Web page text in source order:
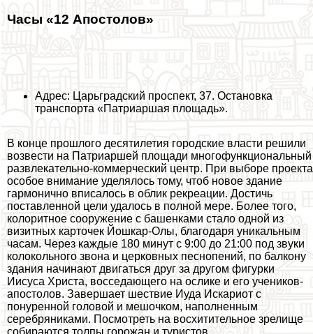
Часы «12 Апостолов»
Адрес: Царьградский проспект, 37. Остановка
трaнcпорта «Патриаршая площадь».
В конце прошлого десятилетия городские власти решили
возвести на Патриаршей площади многофункциональный
развлекательно-коммерческий центр. При выборе проекта
особое внимание уделялось тому, чтоб новое здание
гармонично вписалось в облик рекреации. Достичь
поставленной цели удалось в полной мере. Более того,
колоритное сооружение с башенками стало одной из
визитных карточек Йошкар-Олы, благодаря уникальным
часам. Через каждые 180 минут с 9:00 до 21:00 под звуки
колокольного звона и церковных песнопений, по балкону
здания начинают двигаться друг за другом фигурки
Иисуса Христа, восседающего на ослике и его учеников-
апостолов. Завершает шествие Иуда Искариот с
понуренной головой и мешочком, наполненным
серебряниками. Посмотреть на восхитительное зрелище
собираются толпы горожан и туристов.